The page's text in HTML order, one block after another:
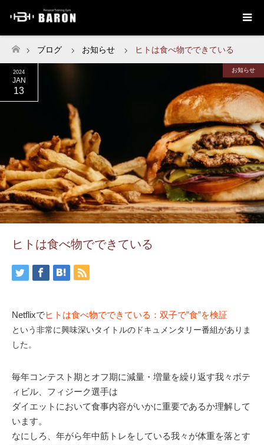
ホーム
ブログ お知らせ ヒトは食べ物でできている
2024
JAN
13
お知らせ
ヒトは食べ物でできている
Netflixでヒトは食べ物でできている：双子で”食”を検証
という非常に興味深いタイトルのドキュメンタリー番組がありま
した。
毎年コンテスト期とオフ期に減量・増量を繰り返す我々ボテ
ィビル、フィジーク選手は
ダイエットにおいて食事内容がいかに重要であるか理解して
います。
なにしろ、年がら年中筋トレをしている我々が体重を落とす